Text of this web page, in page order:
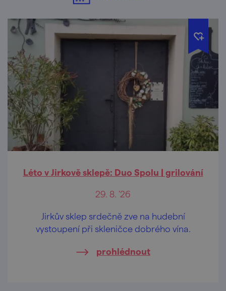
Léto v Jirkově sklepě: Duo Spolu | grilování
29. 8. '26
Jirkův sklep srdečně zve na hudební
vystoupení při skleničce dobrého vína.
prohlédnout